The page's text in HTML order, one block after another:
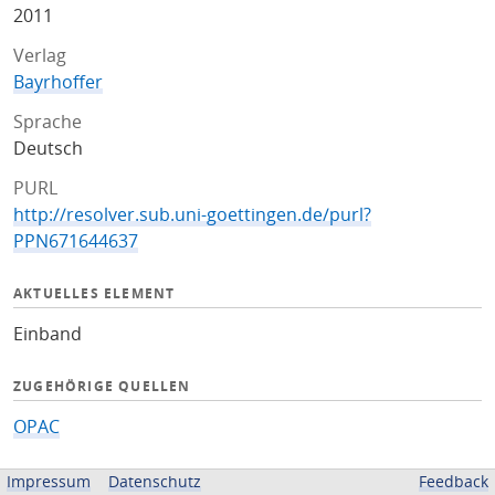
2011
Verlag
Bayrhoffer
Sprache
Deutsch
PURL
http://resolver.sub.uni-goettingen.de/purl?
PPN671644637
AKTUELLES ELEMENT
Einband
ZUGEHÖRIGE QUELLEN
OPAC
BEREITGESTELLT VON
Impressum Datenschutz Feedback